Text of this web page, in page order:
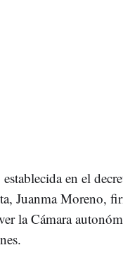
en el
Juanma Moreno,
la Cámara